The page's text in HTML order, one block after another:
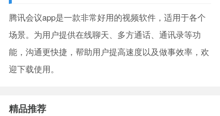
腾讯会议app是一款非常好用的视频软件，适用于各个
场景。为用户提供在线聊天、多方通话、通讯录等功
能，沟通更快捷，帮助用户提高速度以及做事效率，欢
迎下载使用。
精品推荐